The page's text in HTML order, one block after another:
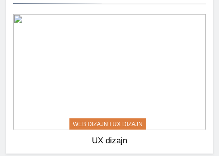
WEB DIZAJN I UX DIZAJN
UX dizajn